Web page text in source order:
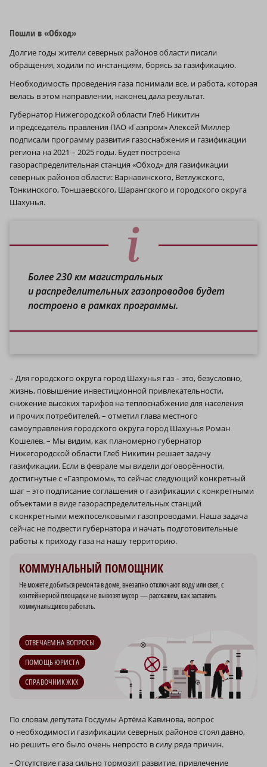
Пошли в «Обход»
Долгие годы жители северных районов области писали
обращения, ходили по инстанциям, борясь за газификацию.
Необходимость проведения газа понимали все, и работа, которая
велась в этом направлении, наконец дала результат.
Губернатор Нижегородской области Глеб Никитин
и председатель правления ПАО «Газпром» Алексей Миллер
подписали программу развития газоснабжения и газификации
региона на 2021 – 2025 годы. Будет построена
газораспределительная станция «Обход» для газификации
северных районов области: Варнавинского, Ветлужского,
Тонкинского, Тоншаевского, Шарангского и городского округа
Шахунья.
Более 230 км магистральных
и распределительных газопроводов будет
построено в рамках программы.
– Для городского округа город Шахунья газ – это, безусловно,
жизнь, повышение инвестиционной привлекательности,
снижение высоких тарифов на теплоснабжение для населения
и прочих потребителей, – отметил глава местного
самоуправления городского округа город Шахунья Роман
Кошелев. – Мы видим, как планомерно губернатор
Нижегородской области Глеб Никитин решает задачу
газификации. Если в феврале мы видели договорённости,
достигнутые с «Газпромом», то сейчас следующий конкретный
шаг – это подписание соглашения о газификации с конкретными
объектами в виде газораспределительных станций
с конкретными межпоселковыми газопроводами. Наша задача
сейчас не подвести губернатора и начать подготовительные
работы к приходу газа на нашу территорию.
КОММУНАЛЬНЫЙ ПОМОЩНИК
Не можете добиться ремонта в доме, внезапно отключают воду или свет, с
контейнерной площадки не вывозят мусор — расскажем, как заставить
коммунальщиков работать.
ОТВЕЧАЕМ НА ВОПРОСЫ
ПОМОЩЬ ЮРИСТА
СПРАВОЧНИК ЖКХ
По словам депутата Госдумы Артёма Кавинова, вопрос
о необходимости газификации северных районов стоял давно,
но решить его было очень непросто в силу ряда причин.
– Отсутствие газа сильно тормозит развитие, привлечение